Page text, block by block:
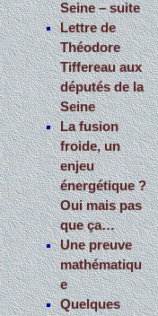
Seine – suite
Lettre de
Théodore
Tiffereau aux
députés de la
Seine
La fusion
froide, un
enjeu
énergétique ?
Oui mais pas
que ça…
Une preuve
mathématiqu
e
Quelques